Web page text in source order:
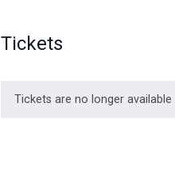
Tickets
Tickets are no longer available